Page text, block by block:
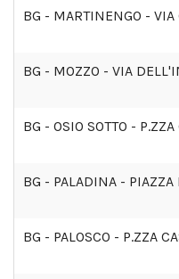
BG - MARTINENGO - VIA
BG - MOZZO - VIA
BG - OSIO SOTTO -
BG - PALADINA -
BG - PALOSCO - P.ZZA